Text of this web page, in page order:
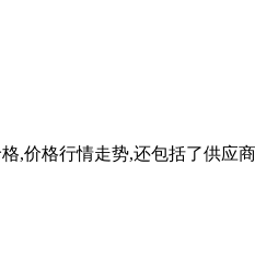
,价格行情走势,还包括了供